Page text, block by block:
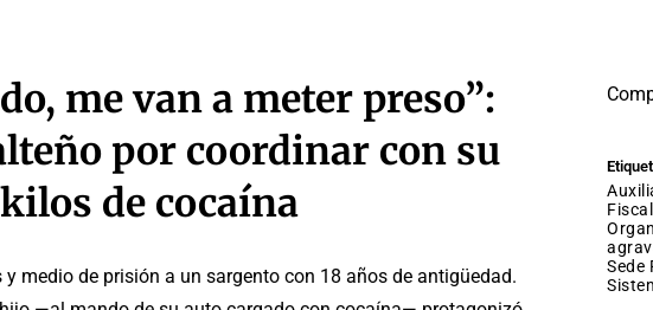
me van a meter preso”:
por coordinar con su
de cocaína
medio de prisión a un sargento con 18 años de antigüedad.
organización de transporte de estupefacientes